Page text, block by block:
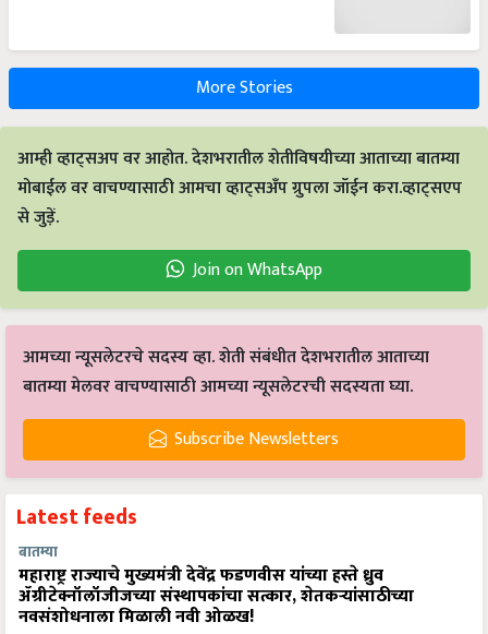
More Stories
आम्ही व्हाट्सअप वर आहोत. देशभरातील शेतीविषयीच्या आताच्या बातम्या
मोबाईल वर वाचण्यासाठी आमचा व्हाट्सअँप ग्रुपला जॉईन करा.व्हाट्सएप
से जुड़ें.
Join on WhatsApp
आमच्या न्यूसलेटरचे सदस्य व्हा. शेती संबंधीत देशभरातील आताच्या
बातम्या मेलवर वाचण्यासाठी आमच्या न्यूसलेटरची सदस्यता घ्या.
Subscribe Newsletters
Latest feeds
बातम्या
महाराष्ट्र राज्याचे मुख्यमंत्री देवेंद्र फडणवीस यांच्या हस्ते ध्रुव
ॲग्रीटेक्नॉलॉजीजच्या संस्थापकांचा सत्कार, शेतकऱ्यांसाठीच्या
नवसंशोधनाला मिळाली नवी ओळख!